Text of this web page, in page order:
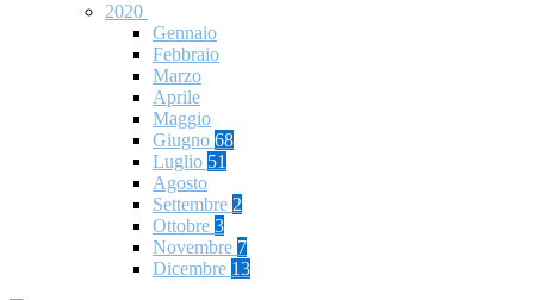
2020
Gennaio
Febbraio
Marzo
Aprile
Maggio
Giugno 68
Luglio 51
Agosto
Settembre 2
Ottobre 3
Novembre 7
Dicembre 13